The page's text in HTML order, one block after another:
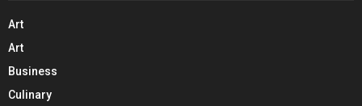
Art
Art
Business
Culinary